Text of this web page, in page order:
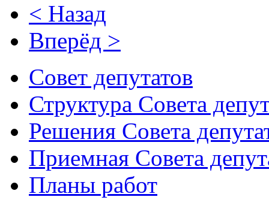
< Назад
Вперёд >
Совет депутатов
Структура Совета
Решения Совета
Приемная Совета
Планы работ